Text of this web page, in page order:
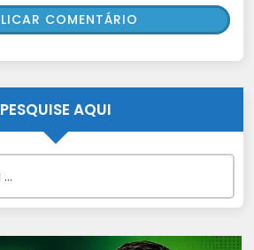
PESQUISE AQUI